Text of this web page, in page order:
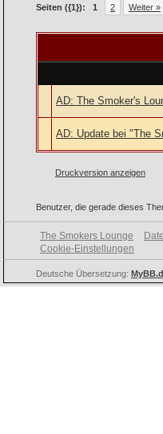
Seiten ({1}): 1 2 Weiter »
AD: The Smoker's
AD: Update bei "The
Druckversion anzeigen
Benutzer, die gerade dieses
The Smokers Lounge
Cookie-Einstellungen
Deutsche Übersetzung: